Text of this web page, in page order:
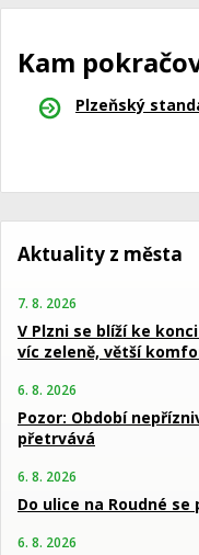
Kam
Plzeňský
Aktuality z města
7. 8. 2026
V Plzni se blíží ke
víc zeleně, větší
6. 8. 2026
Pozor: Období
přetrvává
6. 8. 2026
Do ulice na Roudné
6. 8. 2026